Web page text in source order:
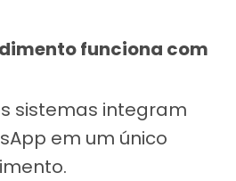
funciona com
sistemas integram
em um único